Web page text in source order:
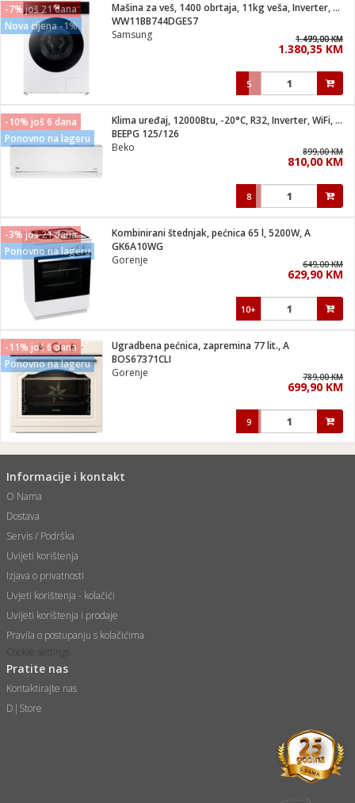
-7% još 21 dana
Nova cijena -1%
Mašina za veš, 1400 obrtaja, 11kg veša, Inverter, WiFi, A
WW11BB744DGES7
Samsung
1.499,00 KM
1.479,00 KM
1.380,35 KM
5
-10% još 6 dana
Ponovno na lageru
Klima uređaj, 12000Btu, -20°C, R32, Inverter, WiFi, A+++/A++
BEEPG 125/126
Beko
899,00 KM
810,00 KM
8
-3% još 21 dana
Ponovno na lageru
Kombinirani štednjak, pećnica 65 l, 5200W, A
GK6A10WG
Gorenje
649,00 KM
629,90 KM
10+
-11% još 6 dana
Ponovno na lageru
Ugradbena pećnica, zapremina 77 lit., A
BOS67371CLI
Gorenje
789,00 KM
699,90 KM
9
Informacije i kontakt
O Nama
Dostava
Servis / Podrška
Uvijeti korištenja
Izjava o privatnosti
Uvjeti korištenja - kolačići
Uvijeti korištenja i prodaje
Pravila o postupanju s kolačićima
Cookie settings
Pratite nas
Kontaktirajte nas
D|Store